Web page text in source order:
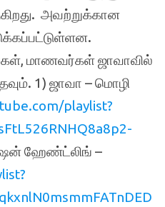
அவற்றுக்கான
மாணவர்கள் ஜாவாவில்
1) ஜாவா – மொழி
playlist?
ஹேண்ட்லிங் –